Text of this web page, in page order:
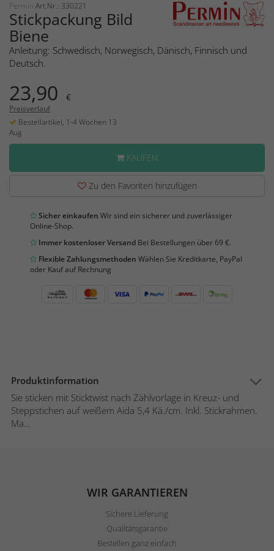
Permin Art.Nr.: 330221
Stickpackung Bild
Biene
Anleitung: Schwedisch, Norwegisch, Dänisch, Finnisch und
Deutsch.
23,90 €
Preisverlauf
Bestellartikel, 1-4 Wochen 13
Aug
KAUFEN
Zu den Favoriten hinzufügen
Sicher einkaufen Wir sind ein sicherer und zuverlässiger
Online-Shop.
Immer kostenloser Versand Bei Bestellungen über 69 €.
Flexible Zahlungsmethoden Wählen Sie Kreditkarte, PayPal
oder Kauf auf Rechnung
Produktinformation
Sie sticken mit Sticktwist nach Zählvorlage in Kreuz- und
Steppstichen auf weißem Aida 5,4 Kä./cm. Inkl. Stickrahmen.
Ma...
WIR GARANTIEREN
Sichere Lieferung
Qualitätsgarantie
Bestellen ganz einfach